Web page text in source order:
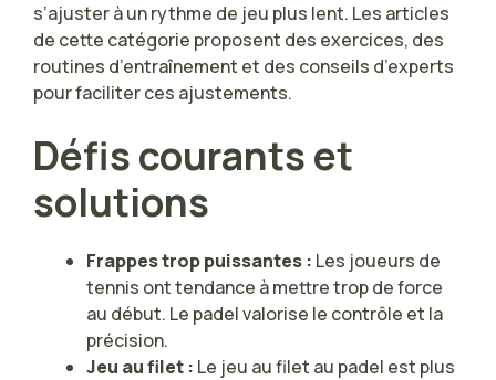
s’ajuster à un rythme de jeu plus lent. Les articles
de cette catégorie proposent des exercices, des
routines d’entraînement et des conseils d’experts
pour faciliter ces ajustements.
Défis courants et
solutions
Frappes trop puissantes : Les joueurs de
tennis ont tendance à mettre trop de force
au début. Le padel valorise le contrôle et la
précision.
Jeu au filet : Le jeu au filet au padel est plus